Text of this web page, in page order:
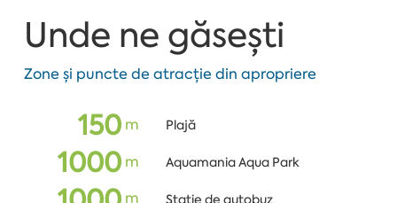
Unde ne găsești
Zone și puncte de atracție din apropriere
150m Plajă
1000m Aquamania Aqua Park
m Stație de autobuz